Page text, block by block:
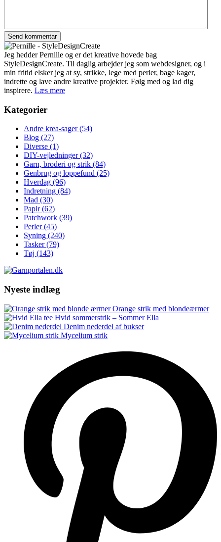
Jeg hedder Pernille og er det kreative hovede bag
StyleDesignCreate. Til daglig arbejder jeg som webdesigner, og i
min fritid elsker jeg at sy, strikke, lege med perler, bage kager,
indrette og lave andre kreative projekter. Følg med og lad dig
inspirere. Læs mere
Kategorier
Andre krea-sager(54)
Blog (27)
Diverse (1)
DIY-vejledninger(32)
Garn, broderi og strik (84)
Genbrug og loppefund (25)
Hverdag (96)
Indretning (84)
Mad (30)
Papir(62)
Patchwork (39)
Perler(45)
Syning (240)
Tasker(79)
Tøj (143)
Nyeste indlæg
Orange strik med blondeærmer
Hvid sommerstrik – Sommer Ella
Denim nederdel af bukser
Mycelium strik